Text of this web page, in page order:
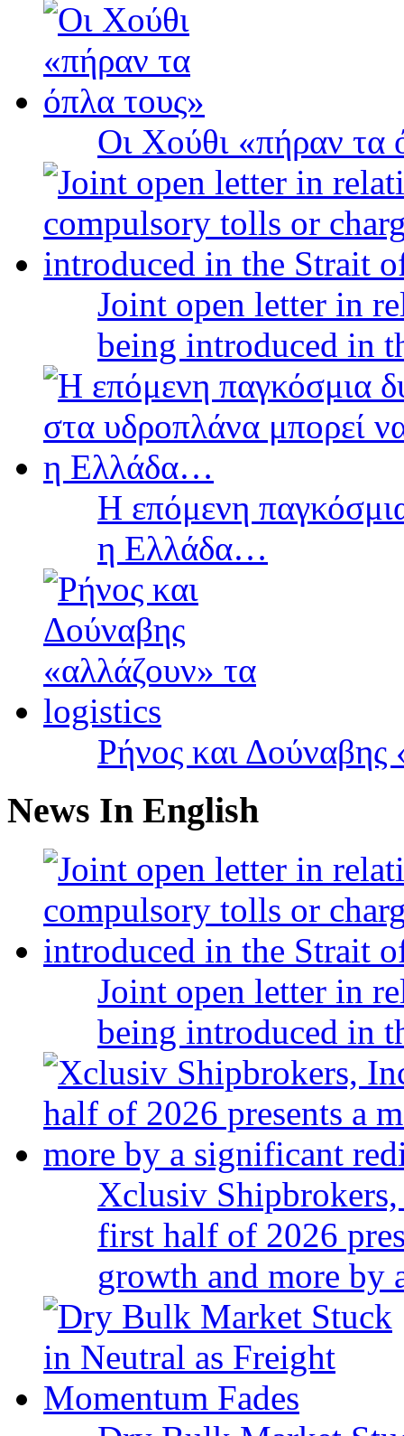
Οι Χούθι «πήραν τα
Joint open letter in
being introduced in
Η επόμενη
η Ελλάδα…
Ρήνος και
News In English
Joint open letter in
being introduced in
Xclusiv
first half of 2026
growth and more